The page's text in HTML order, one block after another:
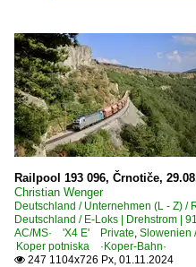
Railpool 193 096, Črnotiče,
Christian Wenger
Deutschland / Unternehmen (L - Z)
Deutschland / E-Loks | Drehstrom |
AC/MS· 'X4 E' Private, Slowenien
Koper potniska ·Koper-Bahn·
 247 1104x726 Px, 01.11.2024